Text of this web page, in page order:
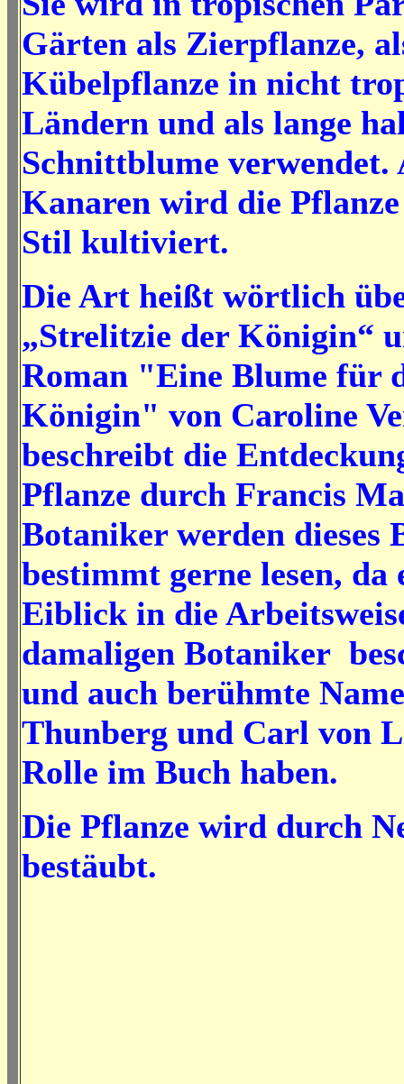
Gärten als Zierpflanze,
Kübelpflanze in nicht
Ländern und als lange
Schnittblume verwendet.
Kanaren wird die
Stil kultiviert.
Die Art heißt wörtlich
„Strelitzie der Königin“
Roman "Eine Blume für
Königin" von Caroline
beschreibt die
Pflanze durch Francis
Botaniker werden dieses
bestimmt gerne lesen, da
Eiblick in die
damaligen Botaniker
und auch berühmte
Thunberg und Carl von
Rolle im Buch haben.
Die Pflanze wird durch
bestäubt.